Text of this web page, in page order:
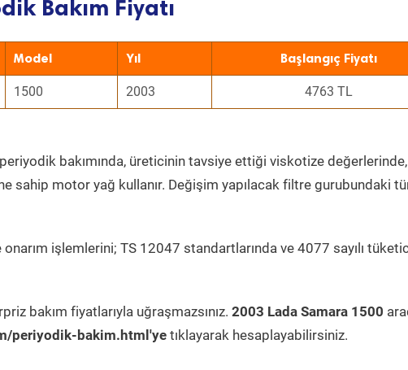
Bakım Fiyatı
Model Yıl Başlangıç Fiyatı
1500 2003 4763 TL
periyodik bakımında, üreticinin tavsiye ettiği viskotize
sahip motor yağ kullanır. Değişim yapılacak filtre gurubundaki
işlemlerini; TS 12047 standartlarında ve 4077 sayılı
bakım fiyatlarıyla uğraşmazsınız. 2003 Lada Samara 1500
periyodik-bakim.html'ye tıklayarak hesaplayabilirsiniz.